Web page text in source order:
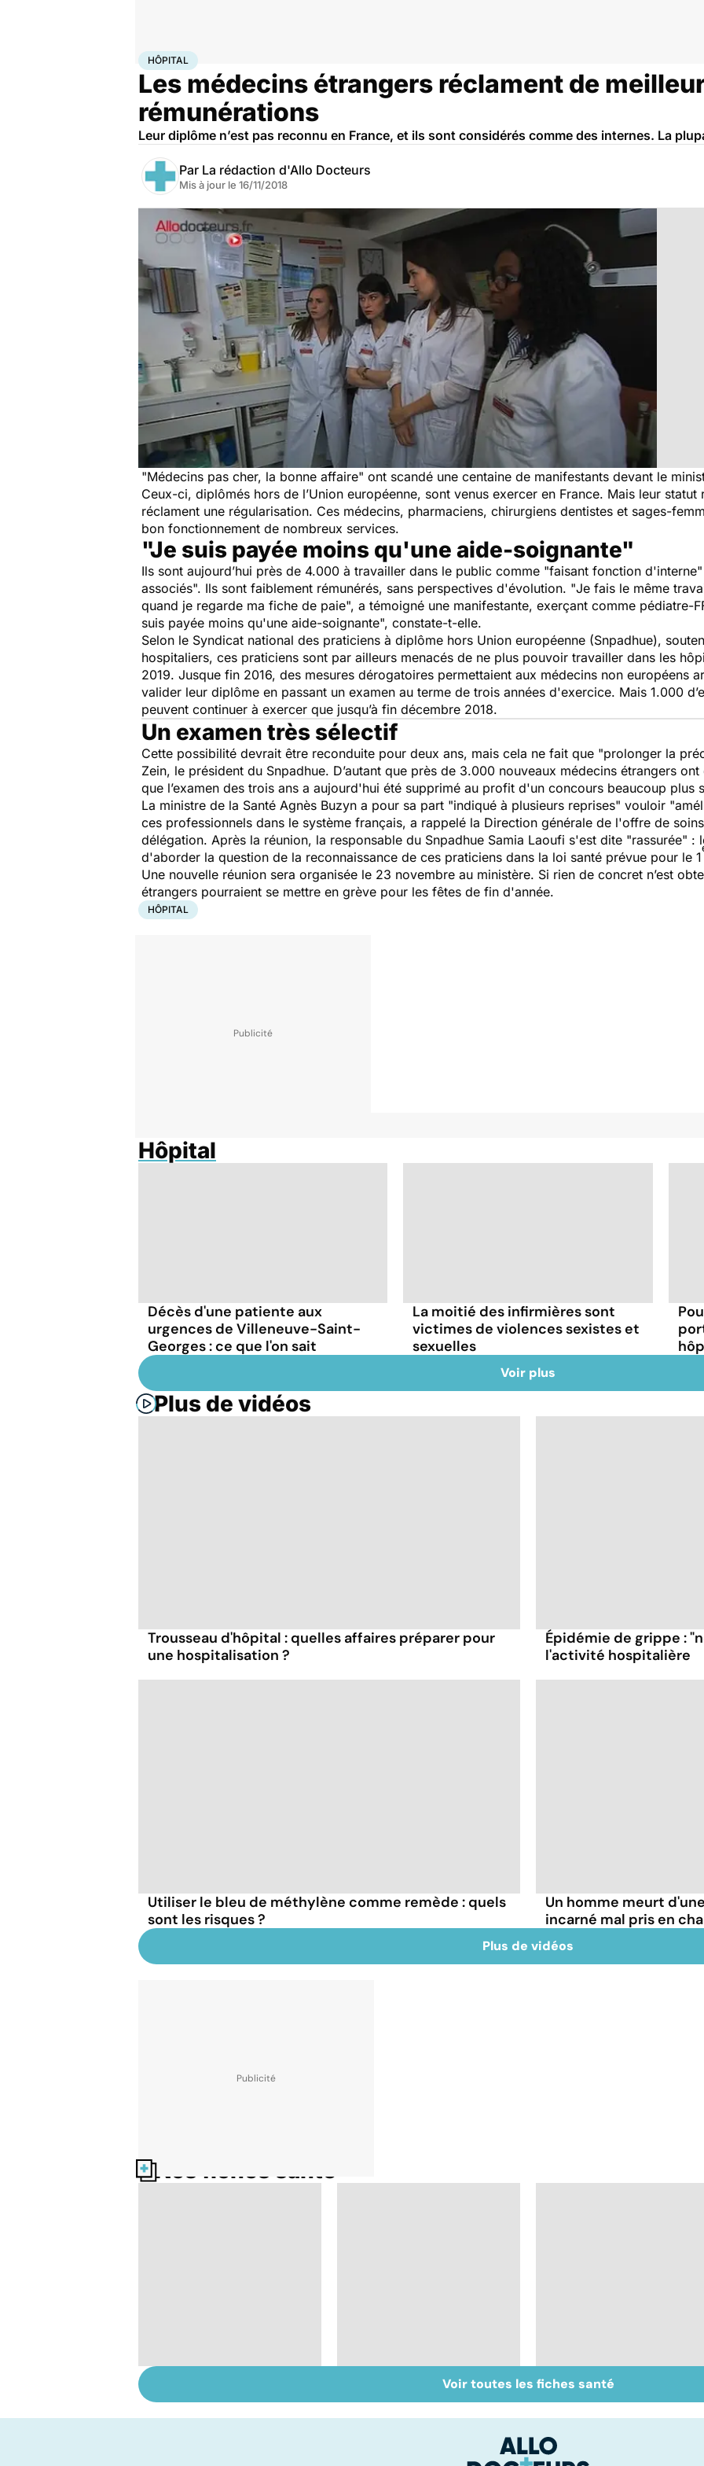
AccueilSantéSociété
HÔPITAL
Les médecins étrangers réclament de
rémunérations
Leur diplôme n’est pas reconnu en France, et ils sont considérés comme des internes. La
Par La rédaction d'Allo Docteurs
Mis à jour le 16/11/2018
"Médecins pas cher, la bonne affaire" ont scandé une centaine de manifestants devant le
Ceux-ci, diplômés hors de l’Union européenne, sont venus exercer en France. Mais leur
réclament une régularisation. Ces médecins, pharmaciens, chirurgiens dentistes et sages-
bon fonctionnement de nombreux services.
"Je suis payée moins qu'une aide-soignante"
Ils sont aujourd’hui près de 4.000 à travailler dans le public comme "faisant fonction
associés". Ils sont faiblement rémunérés, sans perspectives d'évolution. "Je fais le même
quand je regarde ma fiche de paie", a témoigné une manifestante, exerçant comme pédiatre-
suis payée moins qu'une aide-soignante", constate-t-elle.
Selon le Syndicat national des praticiens à diplôme hors Union européenne (Snpadhue),
hospitaliers, ces praticiens sont par ailleurs menacés de ne plus pouvoir travailler dans les
2019. Jusque fin 2016, des mesures dérogatoires permettaient aux médecins non européens
valider leur diplôme en passant un examen au terme de trois années d'exercice. Mais 1.000
peuvent continuer à exercer que jusqu’à fin décembre 2018.
Un examen très sélectif
Cette possibilité devrait être reconduite pour deux ans, mais cela ne fait que "prolonger la
Zein, le président du Snpadhue. D’autant que près de 3.000 nouveaux médecins étrangers
que l’examen des trois ans a aujourd'hui été supprimé au profit d'un concours beaucoup plus
La ministre de la Santé Agnès Buzyn a pour sa part "indiqué à plusieurs reprises" vouloir "
ces professionnels dans le système français, a rappelé la Direction générale de l'offre de
délégation. Après la réunion, la responsable du Snpadhue Samia Laoufi s'est dite "rassurée" :
d'aborder la question de la reconnaissance de ces praticiens dans la loi santé prévue pour le 1
Une nouvelle réunion sera organisée le 23 novembre au ministère. Si rien de concret n’est
étrangers pourraient se mettre en grève pour les fêtes de fin d'année.
HÔPITAL
Hôpital
Décès d'une patiente aux
urgences de Villeneuve-Saint-
Georges : ce que l'on sait
La moitié des infirmières sont
victimes de violences sexistes et
sexuelles
Voir plus
Plus de vidéos
Trousseau d'hôpital : quelles affaires préparer pour
une hospitalisation ?
Épidémie de grippe :
l'activité hospitalière
Utiliser le bleu de méthylène comme remède : quels
sont les risques ?
Un homme meurt
incarné mal pris en
Plus de vidéos
Nos fiches santé
une bactérie sous
Qu'est-ce que le
coma ?
Chirurgie
ambulatoire :
Voir toutes les fiches santé